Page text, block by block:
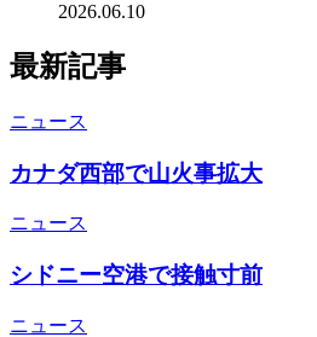
2026.06.10
最新記事
ニュース
カナダ西部で山火事拡大
ニュース
シドニー空港で接触寸前
ニュース